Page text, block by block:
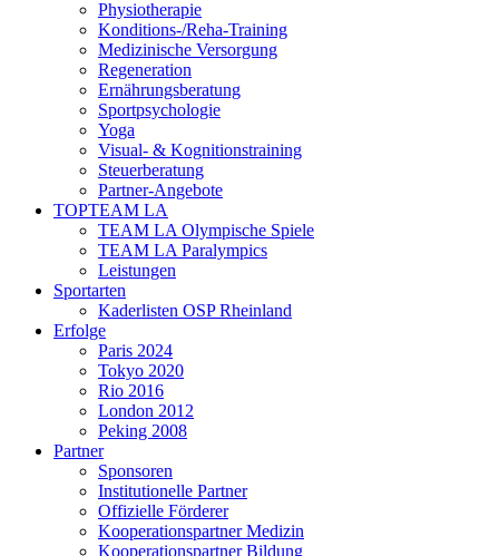
Physiotherapie
Konditions-/Reha-Training
Medizinische Versorgung
Regeneration
Ernährungsberatung
Sportpsychologie
Yoga
Visual- & Kognitionstraining
Steuerberatung
Partner-Angebote
TOPTEAM LA
TEAM LA Olympische Spiele
TEAM LA Paralympics
Leistungen
Sportarten
Kaderlisten OSP Rheinland
Erfolge
Paris 2024
Tokyo 2020
Rio 2016
London 2012
Peking 2008
Partner
Sponsoren
Institutionelle Partner
Offizielle Förderer
Kooperationspartner Medizin
Kooperationspartner Bildung